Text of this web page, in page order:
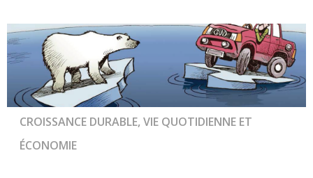
CROISSANCE DURABLE, VIE QUOTIDIENNE ET
ÉCONOMIE